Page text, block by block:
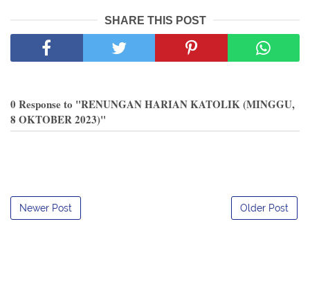
SHARE THIS POST
0 Response to "RENUNGAN HARIAN KATOLIK (MINGGU,
8 OKTOBER 2023)"
Newer Post Older Post